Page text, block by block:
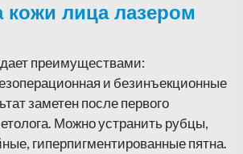
лица лазером
преимуществами:
и безинъекционные
заметен после первого
Можно устранить рубцы,
гиперпигментированные пятна.